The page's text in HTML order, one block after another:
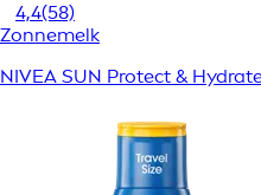
4,4(58)
Zonnemelk
NIVEA SUN Protect &